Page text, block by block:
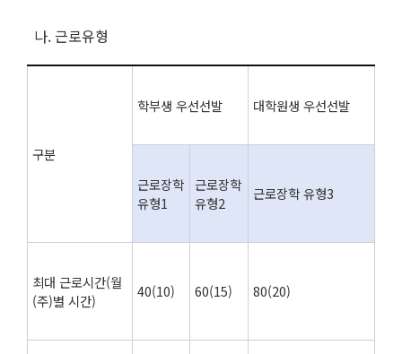
나. 근로유형
구분
학부생 우선선발 대학원생 우선선발
근로장학
유형1
근로장학
유형2
근로장학 유형3
최대 근로시간(월
(주)별 시간)
40(10) 60(15) 80(20)